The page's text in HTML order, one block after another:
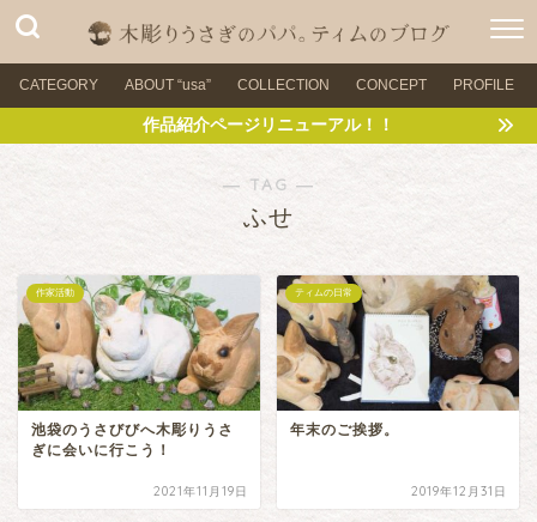
CATEGORY ABOUT “usa” COLLECTION CONCEPT PROFILE
作品紹介ページリニューアル！！
― TAG ―
ふせ
作家活動
池袋のうさびびへ木彫りうさ
ぎに会いに行こう！
2021年11月19日
ティムの日常
年末のご挨拶。
2019年12月31日